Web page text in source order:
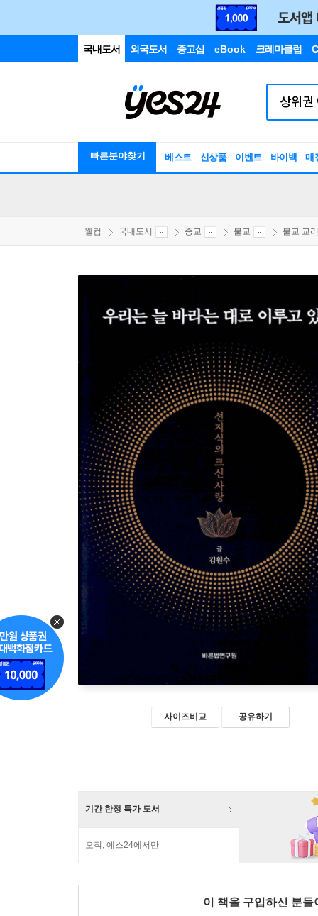
국내도서 외국도서 중고샵 eBook 크레마클럽
빠른분야찾기 베스트 신상품 이벤트 바이백 매
웰컴 국내도서 종교 불교 불교 교
사이즈비교 공유하기
기간 한정 특가 도서
오직, 예스24에서만
이 책을 구입하신 분